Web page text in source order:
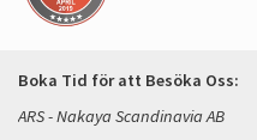
Boka Tid för att Besöka Oss:
ARS - Nakaya Scandinavia AB